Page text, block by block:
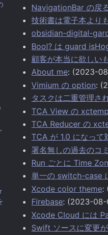
NavigationBar の戻
技術書は電子本より
obsidian-digital-
Bool? は guard
顧客が本当に欲しい
About me: (2023-
Vimium の option:
タスクは二重管理さ
TCA View の
TCA Reducer の
TCA が 1.0 になって
署名無しの過去のコ
Run ごとに Time
単一の switch-case
Xcode color theme:
Firebase: (2023-08-
Xcode Cloud には
Swift ソースに変更